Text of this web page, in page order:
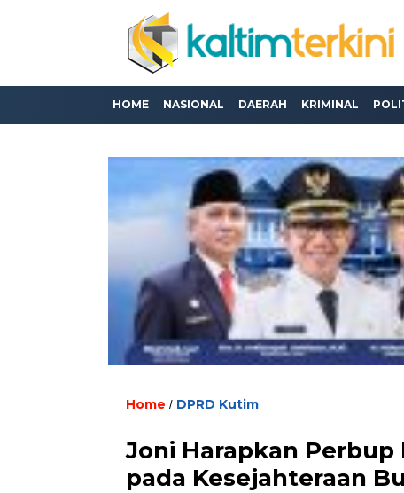
HOME NASIONAL DAERAH KRIMINAL
Home / DPRD Kutim
Joni Harapkan
pada Kesejahteraan